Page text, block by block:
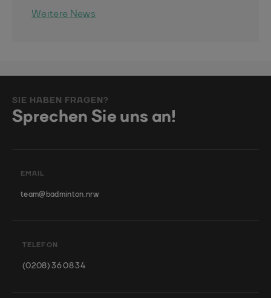
Weitere News
SIE HABEN FRAGEN?
Sprechen Sie uns an!
EMAIL
team@badminton.nrw
TELEFON
(0208) 36 08 34